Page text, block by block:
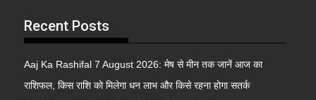
Recent Posts
Aaj Ka Rashifal 7 August 2026: मेष से मीन तक जानें आज का
राशिफल, किस राशि को मिलेगा धन लाभ और किसे रहना होगा सतर्क